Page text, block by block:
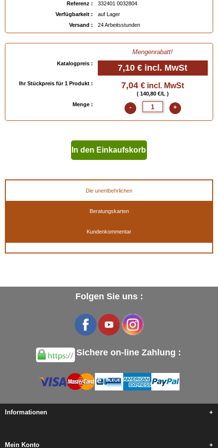
Referenz :
332401 0032804
Verfügbarkeit :
auf Lager
Versand :
24 Arbeitsstunden
Mengenrabatt!
Katalogpreis : 7,10 € incl. MwSt
Ihr Stückpreis für 1 Produkt : 7,04 € incl. MwSt
( 140,80 €/L )
Menge :
- +
In den Einkaufskorb
Die unentbehrlichen
Beratungskarten
Kundenkommentar
Folgen Sie uns :
Sichere on-line Zahlung :
Informationen +
Mein Konto +